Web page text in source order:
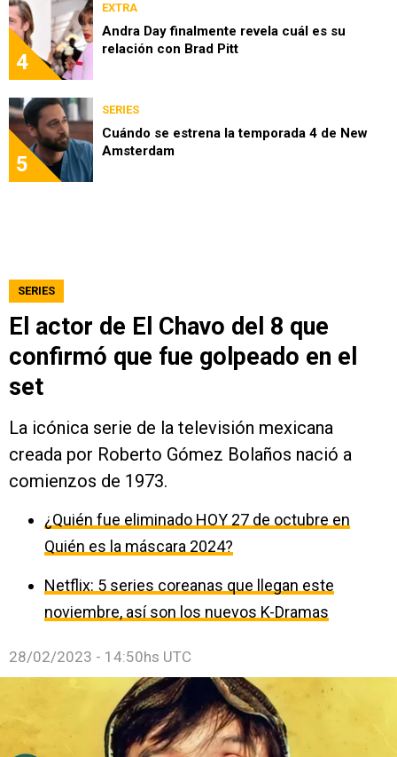
4
EXTRA
Andra Day finalmente revela cuál es su
relación con Brad Pitt
5
SERIES
Cuándo se estrena la temporada 4 de New
Amsterdam
SERIES
El actor de El Chavo del 8 que
confirmó que fue golpeado en el
set
La icónica serie de la televisión mexicana
creada por Roberto Gómez Bolaños nació a
comienzos de 1973.
¿Quién fue eliminado HOY 27 de octubre en
Quién es la máscara 2024?
Netflix: 5 series coreanas que llegan este
noviembre, así son los nuevos K-Dramas
28/02/2023 - 14:50hs UTC